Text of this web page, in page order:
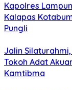
Kapolres
Kalapas
Pungli
Jalin
Tokoh Adat
Kamtibma